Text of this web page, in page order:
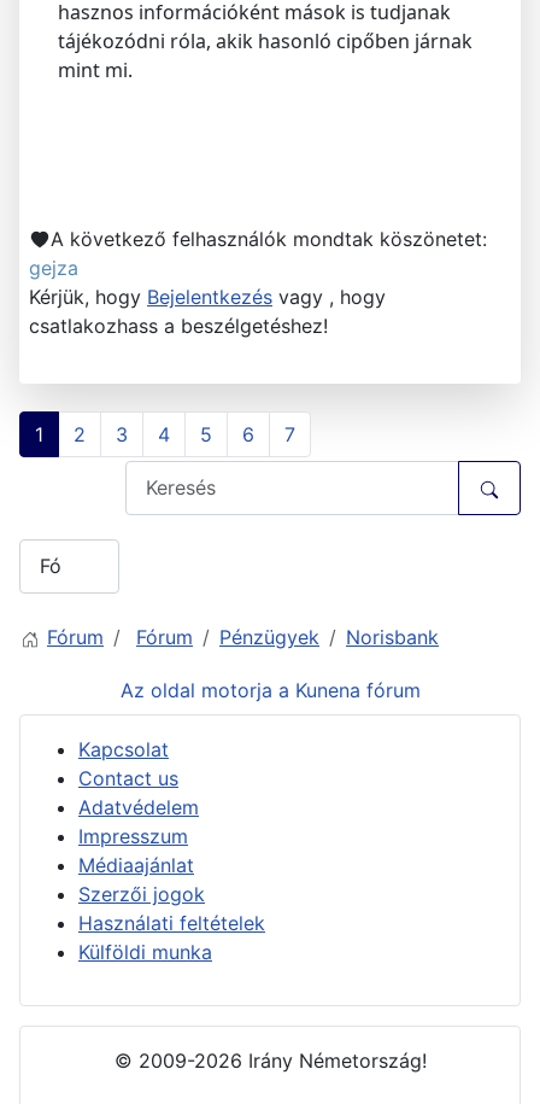
hasznos információként mások is tudjanak
tájékozódni róla, akik hasonló cipőben járnak
mint mi.
A következő felhasználók mondtak köszönetet:
gejza
Kérjük, hogy Bejelentkezés vagy , hogy
csatlakozhass a beszélgetéshez!
1 2 3 4 5 6 7
Fórum Fórum Pénzügyek Norisbank
Az oldal motorja a Kunena fórum
Kapcsolat
Contact us
Adatvédelem
Impresszum
Médiaajánlat
Szerzői jogok
Használati feltételek
Külföldi munka
© 2009-2026 Irány Németország!